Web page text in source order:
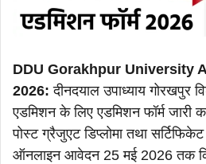
DDU Gorakhpur University
2026: दीनदयाल उपाध्याय गोरखपुर
एडमिशन के लिए एडमिशन फॉर्म
पोस्ट ग्रैजुएट डिप्लोमा तथा
ऑनलाइन आवेदन 25 मई 2026 तक